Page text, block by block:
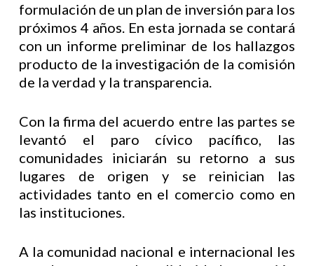
formulación de un plan de inversión para los
próximos 4 años. En esta jornada se contará
con un informe preliminar de los hallazgos
producto de la investigación de la comisión
de la verdad y la transparencia.
Con la firma del acuerdo entre las partes se
levantó el paro cívico pacífico, las
comunidades iniciarán su retorno a sus
lugares de origen y se reinician las
actividades tanto en el comercio como en
las instituciones.
A la comunidad nacional e internacional les